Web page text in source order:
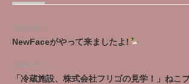
2026.08.04
NewFaceがやって来ましたよ!
2026.07.13
「冷蔵施設、株式会社フリゴの見学！」ねこ